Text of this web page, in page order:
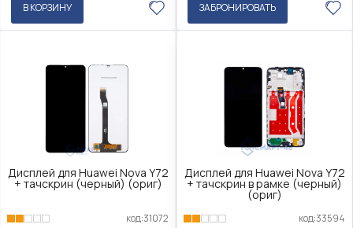
В КОРЗИНУ ЗАБРОНИРОВАТЬ
Дисплей для Huawei Nova Y72
+ тачскрин (черный) (ориг)
код:31072
Дисплей для Huawei Nova Y72
+ тачскрин в рамке (черный)
(ориг)
код:33594